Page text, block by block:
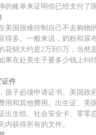
的账单来证明你已经支付了
美国很难控制自己不去购物
得多。一般来说，奶粉和尿
花销大约是2万到5万，当然
果在赴美生子要多少钱上纠
证件
孩子必须申请证书。美国政
用和其他费用。出生证、美
出生纸、社会安全卡、零零
内获得所有的文件。